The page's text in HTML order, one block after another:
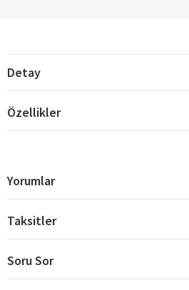
Detay
Özellikler
Yorumlar
Taksitler
Soru Sor